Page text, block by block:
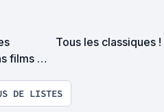
films
Tous les classiques !
DE LISTES